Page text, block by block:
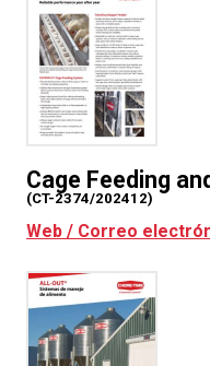
Cage Feeding
(CT-2374/202412)
Web / Correo